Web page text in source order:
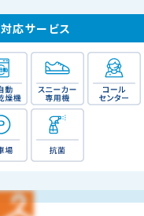
対応サービス